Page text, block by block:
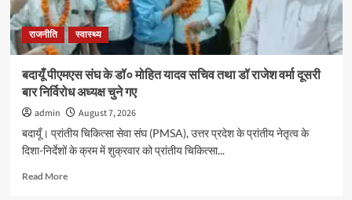
बिजली
बिल
राजनीति स्वास्थ्य
बदायूँ पीएमएस संघ के डॉ० मोहित यादव सचिव तथा डॉ राजेश वर्मा दूसरी
बार निर्विरोध अध्यक्ष चुने गए
admin
August 7, 2026
बदायूँ। प्रांतीय चिकित्सा सेवा संघ (PMSA), उत्तर प्रदेश के प्रांतीय नेतृत्व के
दिशा-निर्देशों के क्रम में शुक्रवार को प्रांतीय चिकित्सा...
Read MoreRead